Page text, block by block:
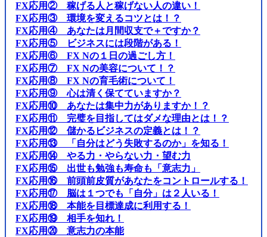
FX応用② 稼げる人と稼げない人の違い！
FX応用③ 環境を変えるコツとは！？
FX応用④ あなたは月間収支で＋ですか？
FX応用⑤ ビジネスには段階がある！
FX応用⑥ FX Nの１日の過ごし方！
FX応用⑦ FX Nの美容について！？
FX応用⑧ FX Nの育毛術について！
FX応用⑨ 心は清く保てていますか？
FX応用⑩ あなたは集中力がありますか！？
FX応用⑪ 完璧を目指してはダメな理由とは！？
FX応用⑫ 儲かるビジネスの定義とは！？
FX応用⑬ 「自分はどう失敗するのか」を知る！
FX応用⑭ やる力・やらない力・望む力
FX応用⑮ 出世も勉強も寿命も「意志力」
FX応用⑯ 前頭前皮質があなたをコントロールする！
FX応用⑰ 脳は１つでも「自分」は２人いる！
FX応用⑱ 本能を目標達成に利用する！
FX応用⑲ 相手を知れ！
FX応用⑳ 意志力の本能